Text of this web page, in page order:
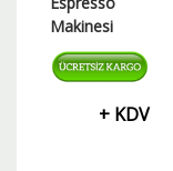
Makinesi
+ KDV